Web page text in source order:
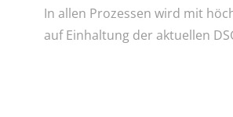
In allen Prozessen wird mit
auf Einhaltung der aktuellen